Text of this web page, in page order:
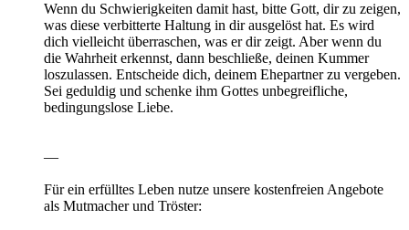
Wenn du Schwierigkeiten damit hast, bitte Gott, dir zu zeigen,
was diese verbitterte Haltung in dir ausgelöst hat. Es wird
dich vielleicht überraschen, was er dir zeigt. Aber wenn du
die Wahrheit erkennst, dann beschließe, deinen Kummer
loszulassen. Entscheide dich, deinem Ehepartner zu vergeben.
Sei geduldig und schenke ihm Gottes unbegreifliche,
bedingungslose Liebe.
—
Für ein erfülltes Leben nutze unsere kostenfreien Angebote
als Mutmacher und Tröster: